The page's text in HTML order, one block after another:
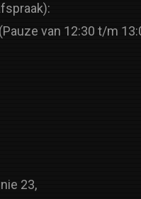
van 12:30 t/m
23,